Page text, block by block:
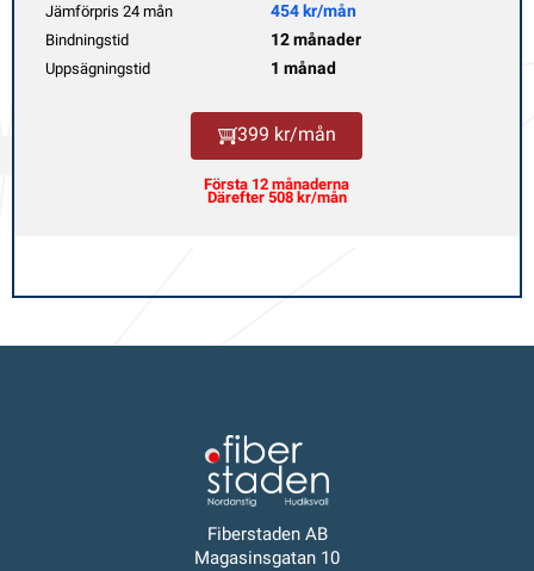
Jämförpris 24 mån 454 kr/mån
Bindningstid 12 månader
Uppsägningstid 1 månad
399 kr/mån
Första 12 månaderna
Därefter 508 kr/mån
Fiberstaden AB
Magasinsgatan 10